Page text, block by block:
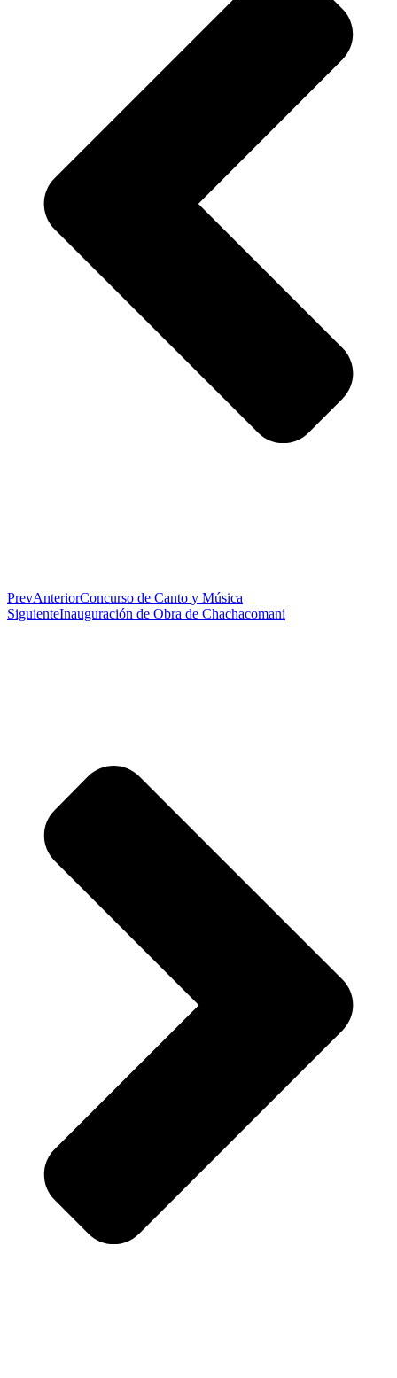
PrevAnteriorConcurso de Canto y Música
SiguienteInauguración de Obra de Chachacomani